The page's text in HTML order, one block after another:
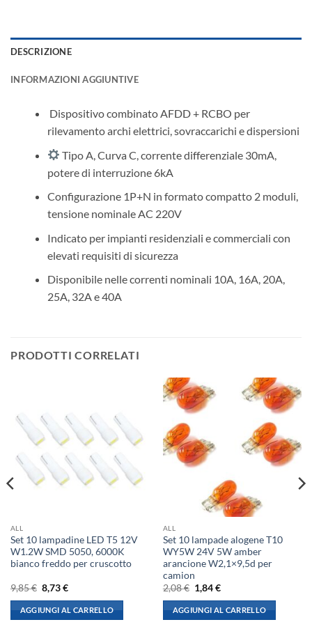
DESCRIZIONE
INFORMAZIONI AGGIUNTIVE
️ Dispositivo combinato AFDD + RCBO per
rilevamento archi elettrici, sovraccarichi e dispersioni
Tipo A, Curva C, corrente differenziale 30mA,
potere di interruzione 6kA
Configurazione 1P+N in formato compatto 2 moduli,
tensione nominale AC 220V
Indicato per impianti residenziali e commerciali con
elevati requisiti di sicurezza
Disponibile nelle correnti nominali 10A, 16A, 20A,
25A, 32A e 40A
PRODOTTI CORRELATI
ALL
Set 10 lampadine LED T5 12V
W1.2W SMD 5050, 6000K
bianco freddo per cruscotto
9,85€ Il
prezzo
originale
era:
9,85 €.
8,73€Il
attuale
è:
8,73 €.
AGGIUNGI AL CARRELLO
ALL
Set 10 lampade alogene T10
WY5W 24V 5W amber
arancione W2,1×9,5d per
camion
2,08€ Il
prezzo
originale
era:
2,08 €.
1,84€Il
attuale
è:
1,84 €.
AGGIUNGI AL CARRELLO